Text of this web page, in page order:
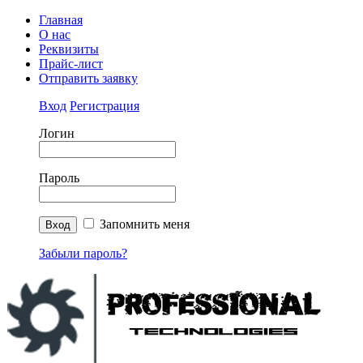
Главная
О нас
Реквизиты
Прайс-лист
Отправить заявку
Вход Регистрация
Логин
Пароль
Запомнить меня
Забыли пароль?